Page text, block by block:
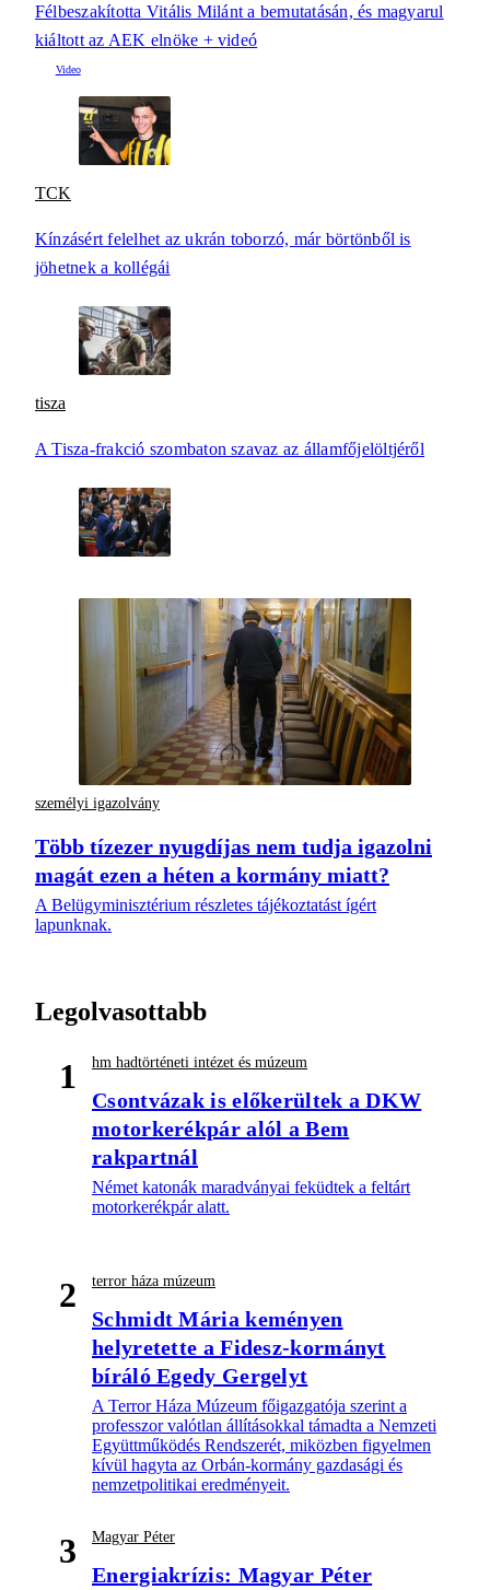
Félbeszakította Vitális Milánt a bemutatásán, és magyarul
kiáltott az AEK elnöke + videó
TCK
Kínzásért felelhet az ukrán toborzó, már börtönből is
jöhetnek a kollégái
tisza
A Tisza-frakció szombaton szavaz az államfőjelöltjéről
személyi igazolvány
Több tízezer nyugdíjas nem tudja igazolni
magát ezen a héten a kormány miatt?
A Belügyminisztérium részletes tájékoztatást ígért
lapunknak.
Legolvasottabb
1 hm hadtörténeti intézet és múzeum
Csontvázak is előkerültek a DKW
motorkerékpár alól a Bem
rakpartnál
Német katonák maradványai feküdtek a feltárt
motorkerékpár alatt.
2 terror háza múzeum
Schmidt Mária keményen
helyretette a Fidesz-kormányt
bíráló Egedy Gergelyt
A Terror Háza Múzeum főigazgatója szerint a
professzor valótlan állításokkal támadta a Nemzeti
Együttműködés Rendszerét, miközben figyelmen
kívül hagyta az Orbán-kormány gazdasági és
nemzetpolitikai eredményeit.
3 Magyar Péter
Energiakrízis: Magyar Péter